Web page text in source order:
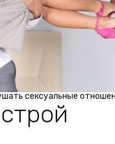
сексуальные